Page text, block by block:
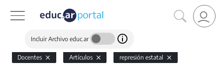
Incluir Archivo educ.ar
Docentes Artículos represión estatal